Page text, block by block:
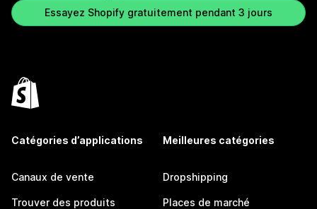
Essayez Shopify gratuitement pendant 3 jours
Catégories d’applications
Canaux de vente
Trouver des produits
Meilleures catégories
Dropshipping
Places de marché